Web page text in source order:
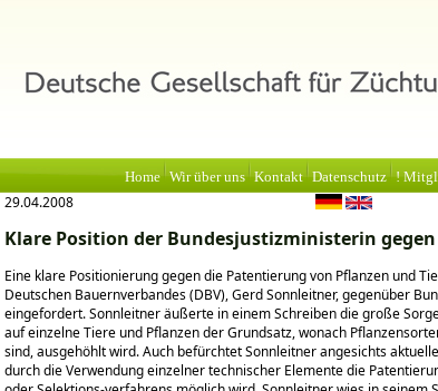
Home Wir über uns Kontakt Datenschutz !
29.04.2008
Klare Position der Bundesjustizministerin
Eine klare Positionierung gegen die Patentierung von Pflanzen und
Deutschen Bauernverbandes (DBV), Gerd Sonnleitner, gegenüber
eingefordert. Sonnleitner äußerte in einem Schreiben die große
auf einzelne Tiere und Pflanzen der Grundsatz, wonach
sind, ausgehöhlt wird. Auch befürchtet Sonnleitner angesichts
durch die Verwendung einzelner technischer Elemente die